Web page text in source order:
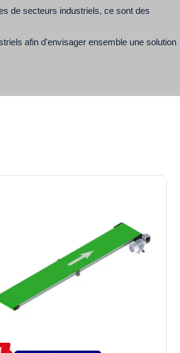
de secteurs industriels, ce sont des
afin d'envisager ensemble une solution